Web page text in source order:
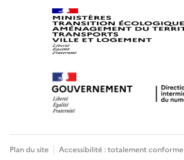
Plan du site Accessibilité : totalement conforme